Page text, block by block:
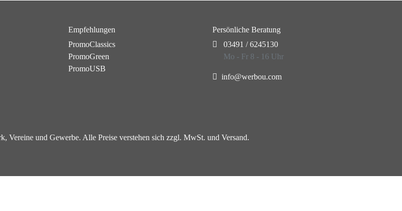
Empfehlungen
PromoClassics
PromoGreen
PromoUSB
Persönliche Beratung
03491 / 6245130
Mo - Fr 8 - 16 Uhr
info@werbou.com
und Gewerbe. Alle Preise verstehen sich zzgl. MwSt. und Versand.